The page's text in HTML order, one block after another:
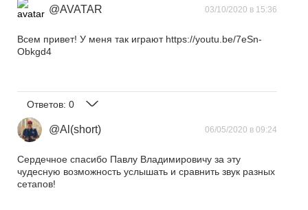
@AVATAR 03/10/2020 в 15:36
Всем привет! У меня так играют https://youtu.be/7eSn-
Obkgd4
Ответов: 0
@Al(short) 06/05/2020 в 09:24
Сердечное спасибо Павлу Владимировичу за эту
чудесную возможность услышать и сравнить звук разных
сетапов!